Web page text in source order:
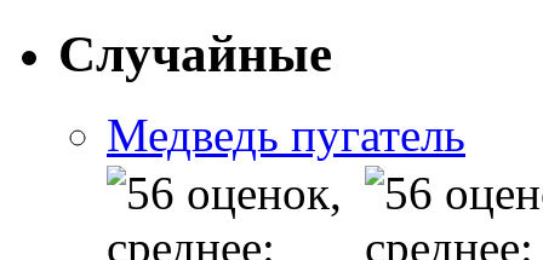
Случайные
Медведь пугатель